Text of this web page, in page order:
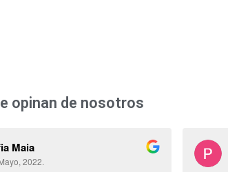
opinan de nosotros
Maia
2022.